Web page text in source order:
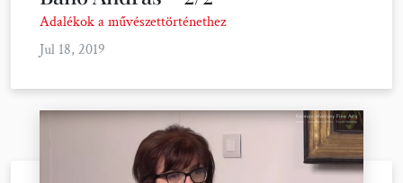
Adalékok a művészettörténethez
Jul 18, 2019